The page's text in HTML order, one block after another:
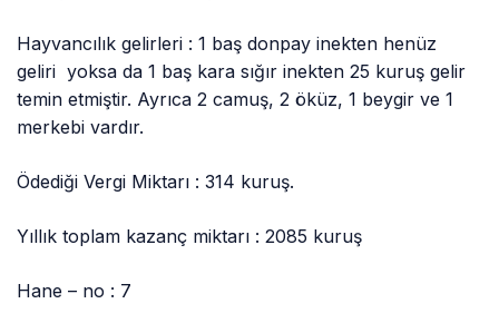
Hayvancılık gelirleri : 1 baş donpay inekten henüz
geliri yoksa da 1 baş kara sığır inekten 25 kuruş gelir
temin etmiştir. Ayrıca 2 camuş, 2 öküz, 1 beygir ve 1
merkebi vardır.
Ödediği Vergi Miktarı : 314 kuruş.
Yıllık toplam kazanç miktarı : 2085 kuruş
Hane – no : 7